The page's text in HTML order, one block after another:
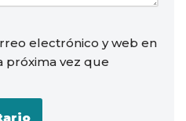
electrónico y web en
próxima vez que